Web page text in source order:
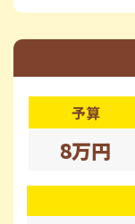
予算
8万円